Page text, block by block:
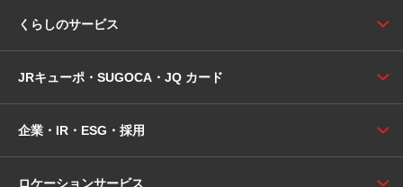
くらしのサービス
JRキューポ・SUGOCA・JQ カード
企業・IR・ESG・採用
ロケーションサービス